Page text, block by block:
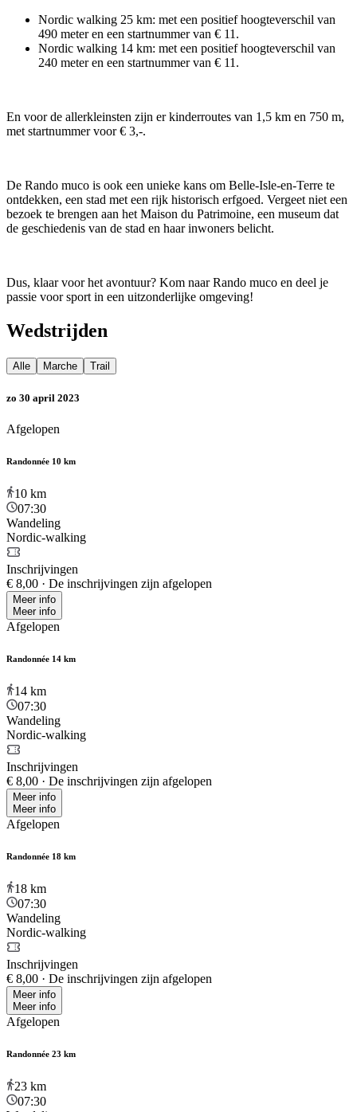
Nordic walking 25 km: met een positief hoogteverschil van
490 meter en een startnummer van € 11.
Nordic walking 14 km: met een positief hoogteverschil van
240 meter en een startnummer van € 11.
En voor de allerkleinsten zijn er kinderroutes van 1,5 km en 750 m,
met startnummer voor € 3,-.
De Rando muco is ook een unieke kans om Belle-Isle-en-Terre te
ontdekken, een stad met een rijk historisch erfgoed. Vergeet niet een
bezoek te brengen aan het Maison du Patrimoine, een museum dat
de geschiedenis van de stad en haar inwoners belicht.
Dus, klaar voor het avontuur? Kom naar Rando muco en deel je
passie voor sport in een uitzonderlijke omgeving!
Wedstrijden
Alle Marche Trail
zo 30 april 2023
Afgelopen
Randonnée 10 km
10 km
07:30
Wandeling
Nordic-walking
Inschrijvingen
€ 8,00 · De inschrijvingen zijn afgelopen
Meer info
Meer info
Afgelopen
Randonnée 14 km
14 km
07:30
Wandeling
Nordic-walking
Inschrijvingen
€ 8,00 · De inschrijvingen zijn afgelopen
Meer info
Meer info
Afgelopen
Randonnée 18 km
18 km
07:30
Wandeling
Nordic-walking
Inschrijvingen
€ 8,00 · De inschrijvingen zijn afgelopen
Meer info
Meer info
Afgelopen
Randonnée 23 km
23 km
07:30